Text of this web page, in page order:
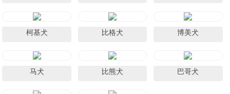
柯基犬 比格犬 博美犬
马犬 比熊犬 巴哥犬